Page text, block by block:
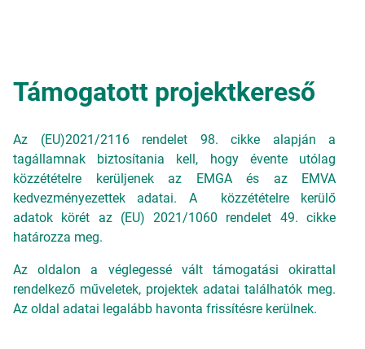
Támogatott projektkereső
Az (EU)2021/2116 rendelet 98. cikke alapján a
tagállamnak biztosítania kell, hogy évente utólag
közzétételre kerüljenek az EMGA és az EMVA
kedvezményezettek adatai. A közzétételre kerülő
adatok körét az (EU) 2021/1060 rendelet 49. cikke
határozza meg.
Az oldalon a véglegessé vált támogatási okirattal
rendelkező műveletek, projektek adatai találhatók meg.
Az oldal adatai legalább havonta frissítésre kerülnek.